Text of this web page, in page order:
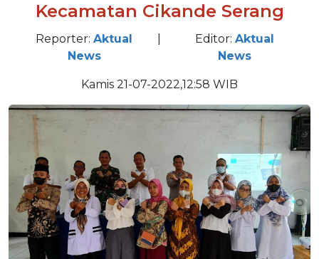
Kecamatan Cikande Serang
Reporter: Aktual
News
Editor:Aktual
News
Kamis 21-07-2022,12:58 WIB